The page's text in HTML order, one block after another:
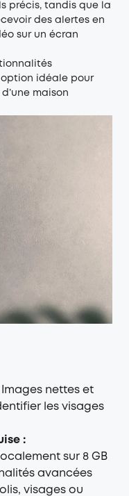
précis, tandis que la
des alertes en
sur un écran
idéale pour
maison
Images nettes et
les visages
:
sur 8 GB
avancées
visages ou